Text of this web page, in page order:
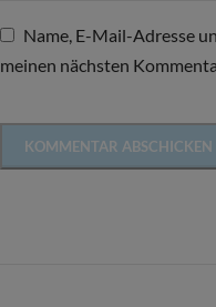
Name, E-Mail-Adresse
meinen nächsten